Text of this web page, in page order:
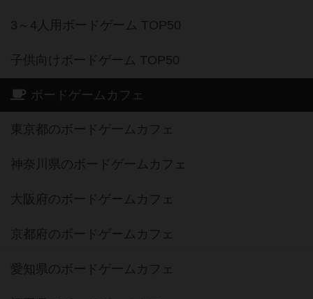
3～4人用ボードゲーム TOP50
子供向けボードゲーム TOP50
ボードゲームカフェ
東京都のボードゲームカフェ
神奈川県のボードゲームカフェ
大阪府のボードゲームカフェ
京都府のボードゲームカフェ
愛知県のボードゲームカフェ